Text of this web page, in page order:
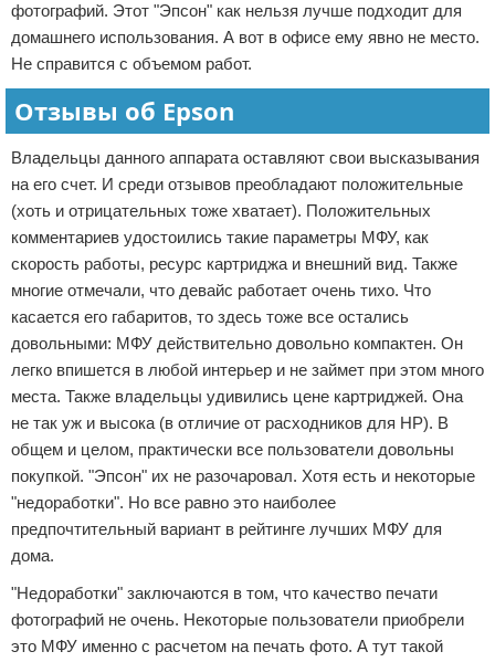
фотографий. Этот "Эпсон" как нельзя лучше подходит для
домашнего использования. А вот в офисе ему явно не место.
Не справится с объемом работ.
Отзывы об Epson
Владельцы данного аппарата оставляют свои высказывания
на его счет. И среди отзывов преобладают положительные
(хоть и отрицательных тоже хватает). Положительных
комментариев удостоились такие параметры МФУ, как
скорость работы, ресурс картриджа и внешний вид. Также
многие отмечали, что девайс работает очень тихо. Что
касается его габаритов, то здесь тоже все остались
довольными: МФУ действительно довольно компактен. Он
легко впишется в любой интерьер и не займет при этом много
места. Также владельцы удивились цене картриджей. Она
не так уж и высока (в отличие от расходников для НР). В
общем и целом, практически все пользователи довольны
покупкой. "Эпсон" их не разочаровал. Хотя есть и некоторые
"недоработки". Но все равно это наиболее
предпочтительный вариант в рейтинге лучших МФУ для
дома.
"Недоработки" заключаются в том, что качество печати
фотографий не очень. Некоторые пользователи приобрели
это МФУ именно с расчетом на печать фото. А тут такой